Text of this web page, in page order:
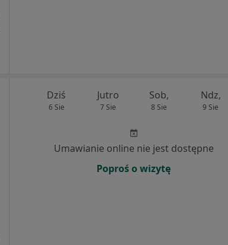
Dziś
6 Sie
Jutro
7 Sie
Sob,
8 Sie
Ndz,
9 Sie
Umawianie online nie jest dostępne
Poproś o wizytę